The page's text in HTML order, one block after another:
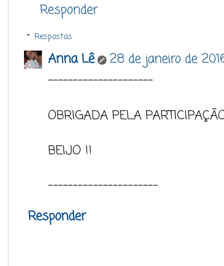
Responder
Respostas
Anna Lê
28 de janeiro de
---------------------
OBRIGADA PELA
BEIJO !!
----------------------
Responder